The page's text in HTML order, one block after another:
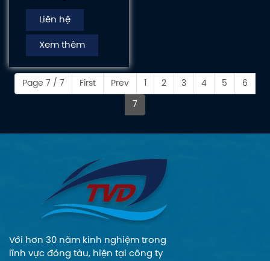
Mercury có công
suất từ nhỏ đến lớn
kiện, có đầy đủ
chứng từ CO, CQ -
mang đến sự đa
Liên hệ
Xem thêm
Page 7 / 7 First Prev 2 3 4 5 6
7
Với hơn 30 năm kinh nghiệm trong
lĩnh vực đóng tàu, hiện tại công ty